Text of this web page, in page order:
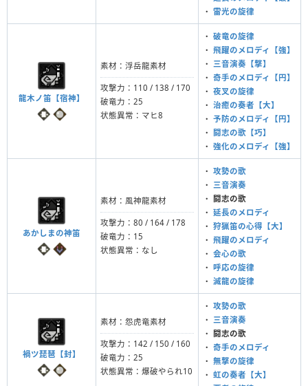
・ 雷光の旋律
龍木ノ笛【宿神】
素材：浮岳龍素材
攻撃力：110 / 138 / 170
破竜力：25
状態異常：マヒ8
・ 破竜の旋律
・ 飛躍のメロディ【強】
・ 三音演奏【撃】
・ 奇手のメロディ【円】
・ 夜叉の旋律
・ 治癒の奏者【大】
・ 予防のメロディ【円】
・
闘志の歌【巧】
・ 強化のメロディ【強】
あかしまの神笛
素材：風神龍素材
攻撃力：80 / 164 / 178
破竜力：15
状態異常：なし
・ 攻勢の歌
・ 三音演奏
・
闘志の歌
・ 延長のメロディ
・ 狩猟笛の心得【大】
・ 飛躍のメロディ
・ 会心の歌
・ 呼応の旋律
・ 滅龍の旋律
禍ツ琵琶【封】
素材：怨虎竜素材
攻撃力：142 / 150 / 160
破竜力：25
状態異常：爆破やられ10
・ 攻勢の歌
・ 三音演奏
・
闘志の歌
・ 奇手のメロディ
・ 無撃の旋律
・ 虹の奏者【大】